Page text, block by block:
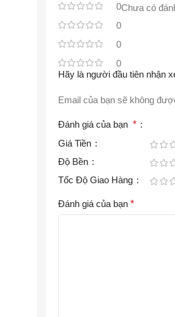
0
0
0
0
Chưa có
Hãy là người đầu tiên nhận
Email của bạn sẽ không
Đánh giá của bạn *
Giá Tiền
Độ Bền
Tốc Độ Giao Hàng
Đánh giá của bạn *